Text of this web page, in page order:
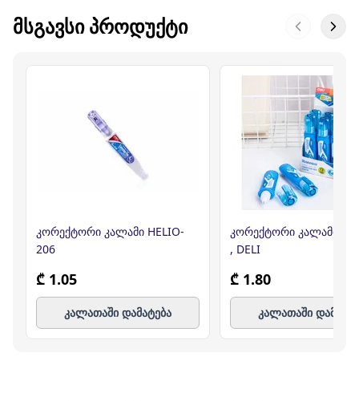
ᲛᲡᲒᲐᲕᲡᲘ ᲞᲠᲝᲓᲣᲥᲢᲘ
კორექტორი კალამი HELIO-
206
₾ 1.05
კალათაში დამატება
კორექტორი კალამი
, DELI
₾ 1.80
კალათაში